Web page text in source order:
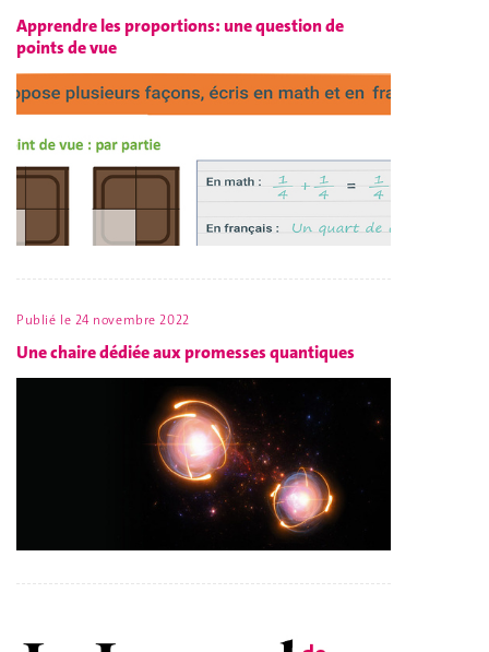
Apprendre les proportions: une question de
points de vue
Publié le 24 novembre 2022
Une chaire dédiée aux promesses quantiques